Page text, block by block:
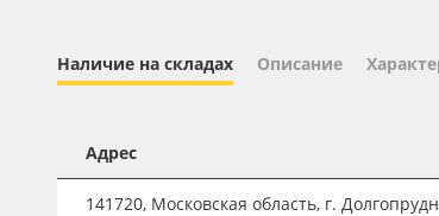
Оборудование и инструмент
Orajet 3640
Наличие на складах Описание
Адрес
141720, Московская область, г.